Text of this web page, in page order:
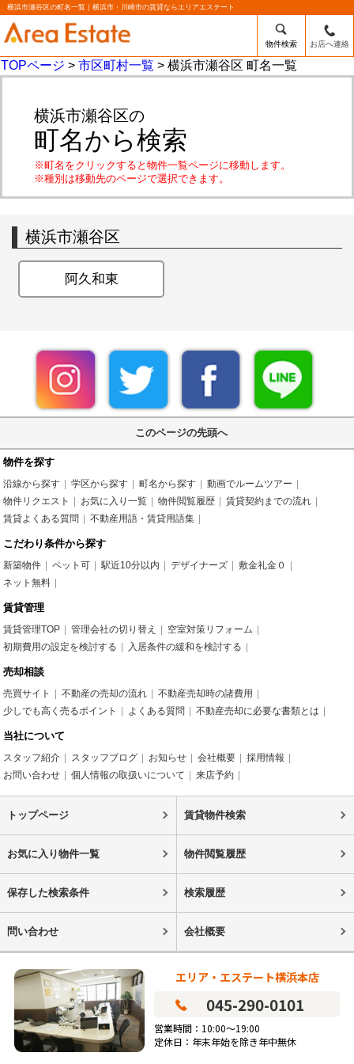
横浜市瀬谷区の町名一覧｜横浜市・川崎市の賃貸ならエリアエステート
物件検索 お店へ連絡
TOPページ > 市区町村一覧 > 横浜市瀬谷区 町名一覧
横浜市瀬谷区の
町名から検索
※町名をクリックすると物件一覧ページに移動します。
※種別は移動先のページで選択できます。
横浜市瀬谷区
阿久和東
このページの先頭へ
物件を探す
沿線から探す 学区から探す 町名から探す
動画でルームツアー
物件リクエスト
お気に入り一覧 物件閲覧履歴
賃貸契約までの流れ
賃貸よくある質問
不動産用語・賃貸用語集
こだわり条件から探す
新築物件 ペット可 駅近10分以内 デザイナーズ
敷金礼金０
ネット無料
賃貸管理
賃貸管理TOP 管理会社の切り替え
空室対策リフォーム
初期費用の設定を検討する
入居条件の緩和を検討する
売却相談
売買サイト 不動産の売却の流れ
不動産売却時の諸費用
少しでも高く売るポイント
よくある質問 不動産売却に必要な書類とは
当社について
スタッフ紹介 スタッフブログ お知らせ 会社概要
採用情報
お問い合わせ
個人情報の取扱いについて 来店予約
トップページ 賃貸物件検索
お気に入り物件一覧 物件閲覧履歴
保存した検索条件 検索履歴
問い合わせ 会社概要
エリア・エステート横浜本店
045-290-0101
営業時間：10:00～19:00
定休日：年末年始を除き年中無休